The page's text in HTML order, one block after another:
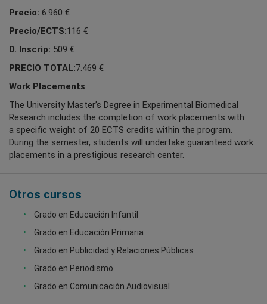
Precio: 6.960 €
Precio/ECTS:116 €
D. Inscrip: 509 €
PRECIO TOTAL:7.469 €
Work Placements
The University Master’s Degree in Experimental Biomedical
Research includes the completion of work placements with
a specific weight of 20 ECTS credits within the program.
During the semester, students will undertake guaranteed work
placements in a prestigious research center.
Otros cursos
Grado en Educación Infantil
Grado en Educación Primaria
Grado en Publicidad y Relaciones Públicas
Grado en Periodismo
Grado en Comunicación Audiovisual